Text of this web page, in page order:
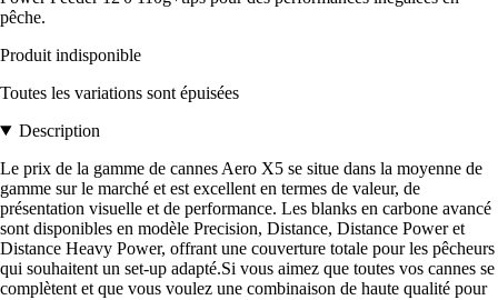
pêche.
Produit indisponible
Toutes les variations sont épuisées
Description
Le prix de la gamme de cannes Aero X5 se situe dans la moyenne de
gamme sur le marché et est excellent en termes de valeur, de
présentation visuelle et de performance. Les blanks en carbone avancé
sont disponibles en modèle Precision, Distance, Distance Power et
Distance Heavy Power, offrant une couverture totale pour les pêcheurs
qui souhaitent un set-up adapté.Si vous aimez que toutes vos cannes se
complètent et que vous voulez une combinaison de haute qualité pour